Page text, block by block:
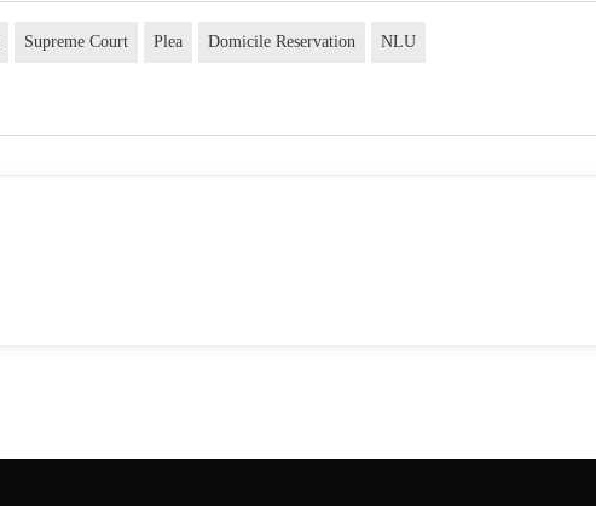
Supreme Court Plea Domicile Reservation NLU